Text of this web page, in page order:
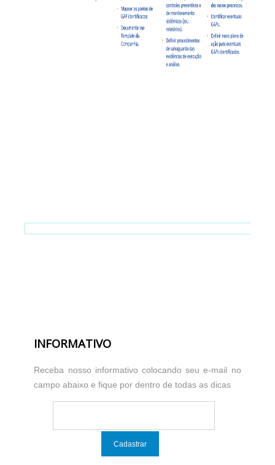
INFORMATIVO
Receba nosso informativo colocando seu e-mail no
campo abaixo e fique por dentro de todas as dicas